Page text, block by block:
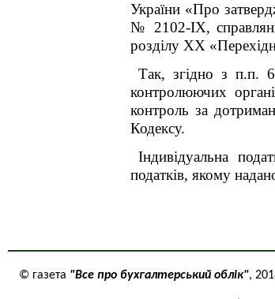
України «Про
№ 2102-IX,
розділу XX
Так, згідно з п.п.
контролюючих
контроль за
Кодексу.
Індивідуальна
податків, якому
© газета "Все про бухгалтерський облік",